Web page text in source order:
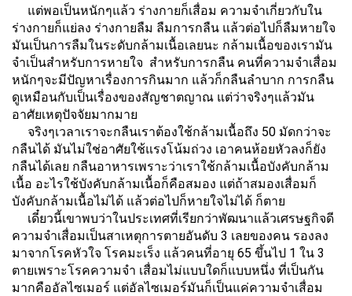
แต่พอเป็นหนักๆแล้ว ร่างกายก็เสื่อม ความจำเกี่ยวกับใน
ร่างกายก็แย่ลง ร่างกายลืม ลืมการกลืน แล้วต่อไปก็ลืมหายใจ
มันเป็นการลืมในระดับกล้ามเนื้อเลยนะ กล้ามเนื้อของเรามัน
จำเป็นสำหรับการหายใจ สำหรับการกลืน คนที่ความจำเสื่อม
หนักๆจะมีปัญหาเรื่องการกินมาก แล้วก็กลืนลำบาก การกลืน
ดูเหมือนกับเป็นเรื่องของสัญชาตญาณ แต่ว่าจริงๆแล้วมัน
อาศัยเหตุปัจจัยมากมาย
จริงๆเวลาเราจะกลืนเราต้องใช้กล้ามเนื้อถึง 50 มัดกว่าจะ
กลืนได้ มันไม่ใช่อาศัยใช้แรงโน้มถ่วง เอาคนห้อยหัวลงก็ยัง
กลืนได้เลย กลืนอาหารเพราะว่าเราใช้กล้ามเนื้อบังคับกล้าม
เนื้อ อะไรใช้บังคับกล้ามเนื้อก็คือสมอง แต่ถ้าสมองเสื่อมก็
บังคับกล้ามเนื้อไม่ได้ แล้วต่อไปก็หายใจไม่ได้ ก็ตาย
เดี๋ยวนี้เขาพบว่าในประเทศที่เรียกว่าพัฒนาแล้วเศรษฐกิจดี
ความจำเสื่อมเป็นสาเหตุการตายอันดับ 3 เลยของคน รองลง
มาจากโรคหัวใจ โรคมะเร็ง แล้วคนที่อายุ 65 ขึ้นไป 1 ใน 3
ตายเพราะโรคความจำ เสื่อมไม่แบบใดก็แบบหนึ่ง ที่เป็นกัน
มากคืออัลไซเมอร์ แต่อัลไซเมอร์มันก็เป็นแค่ความจำเสื่อม